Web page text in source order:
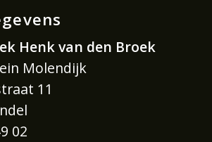
Henk van den Broek
Molendijk
11
02